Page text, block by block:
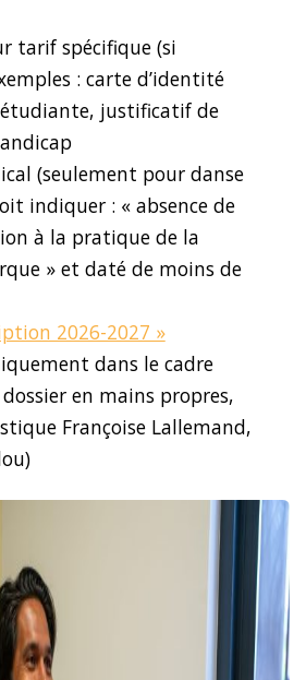
tarif spécifique (si
: carte d’identité
justificatif de
(seulement pour danse
indiquer : « absence de
à la pratique de la
» et daté de moins de
2026-2027 »
dans le cadre
en mains propres,
Françoise Lallemand,